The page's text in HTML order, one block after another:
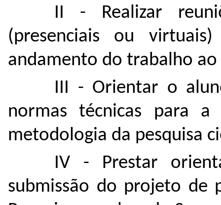
II - Realizar
(presenciais ou
andamento do trabalho ao
III - Orientar o
normas técnicas para a
metodologia da pesquisa
IV - Prestar
submissão do projeto de